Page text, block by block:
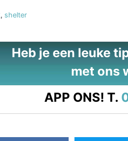
, shelter
Heb je een leuke
met ons
APP ONS! T.